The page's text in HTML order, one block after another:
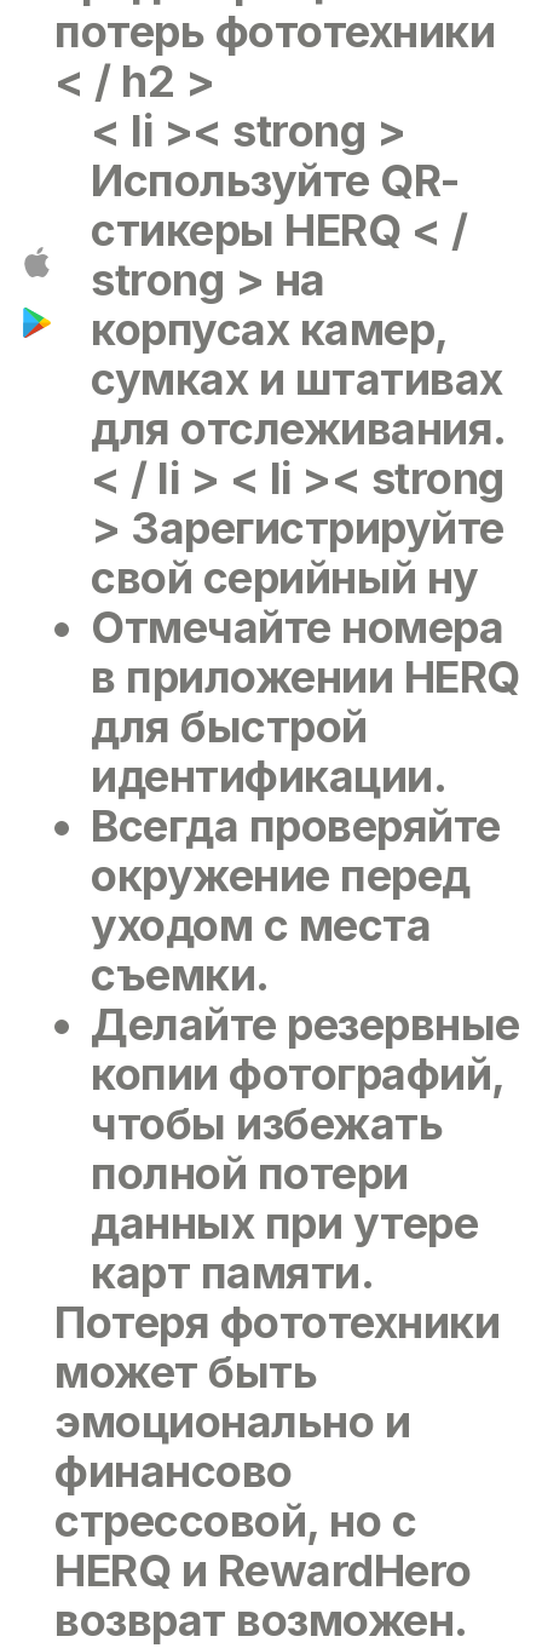
потерь фототехники
< / h2 >
< li >< strong >
Используйте QR-
стикеры HERQ < /
strong > на
корпусах камер,
сумках и штативах
для отслеживания.
< / li > < li >< strong
> Зарегистрируйте
свой серийный ну
Отмечайте номера
в приложении HERQ
для быстрой
идентификации.
Всегда проверяйте
окружение перед
уходом с места
съемки.
Делайте резервные
копии фотографий,
чтобы избежать
полной потери
данных при утере
карт памяти.
Потеря фототехники
может быть
эмоционально и
финансово
стрессовой, но с
HERQ и RewardHero
возврат возможен.